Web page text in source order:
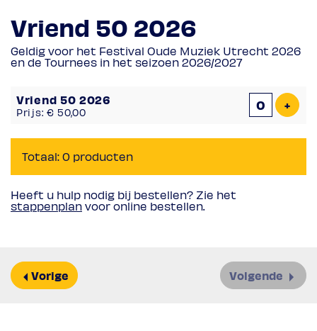
Vriend 50 2026
Geldig voor het Festival Oude Muziek Utrecht 2026
en de Tournees in het seizoen 2026/2027
Vriend 50 2026
Prijs: € 50,00
+
Totaal: 0 producten
Heeft u hulp nodig bij bestellen? Zie het
stappenplan voor online bestellen.
Vorige Volgende